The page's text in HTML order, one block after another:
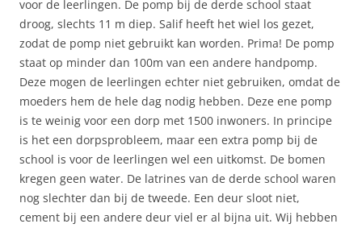
voor de leerlingen. De pomp bij de derde school staat
droog, slechts 11 m diep. Salif heeft het wiel los gezet,
zodat de pomp niet gebruikt kan worden. Prima! De pomp
staat op minder dan 100m van een andere handpomp.
Deze mogen de leerlingen echter niet gebruiken, omdat de
moeders hem de hele dag nodig hebben. Deze ene pomp
is te weinig voor een dorp met 1500 inwoners. In principe
is het een dorpsprobleem, maar een extra pomp bij de
school is voor de leerlingen wel een uitkomst. De bomen
kregen geen water. De latrines van de derde school waren
nog slechter dan bij de tweede. Een deur sloot niet,
cement bij een andere deur viel er al bijna uit. Wij hebben